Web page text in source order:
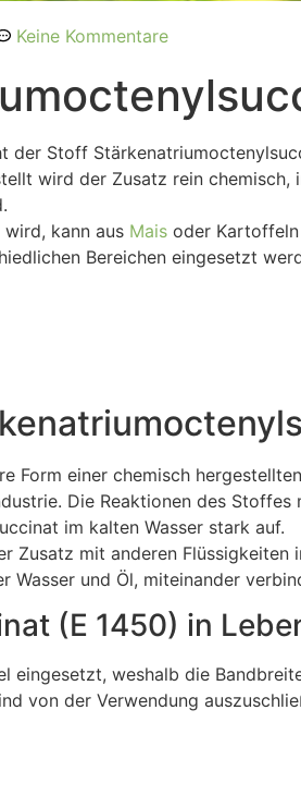
Keine Kommentare
der Stoff
wird der Zusatz rein
kann aus Mais oder
Bereichen eingesetzt
Form einer chemisch
Die Reaktionen des
im kalten Wasser stark auf.
Zusatz mit anderen
Wasser und Öl, miteinander
(E 1450) in
eingesetzt, weshalb die
von der Verwendung